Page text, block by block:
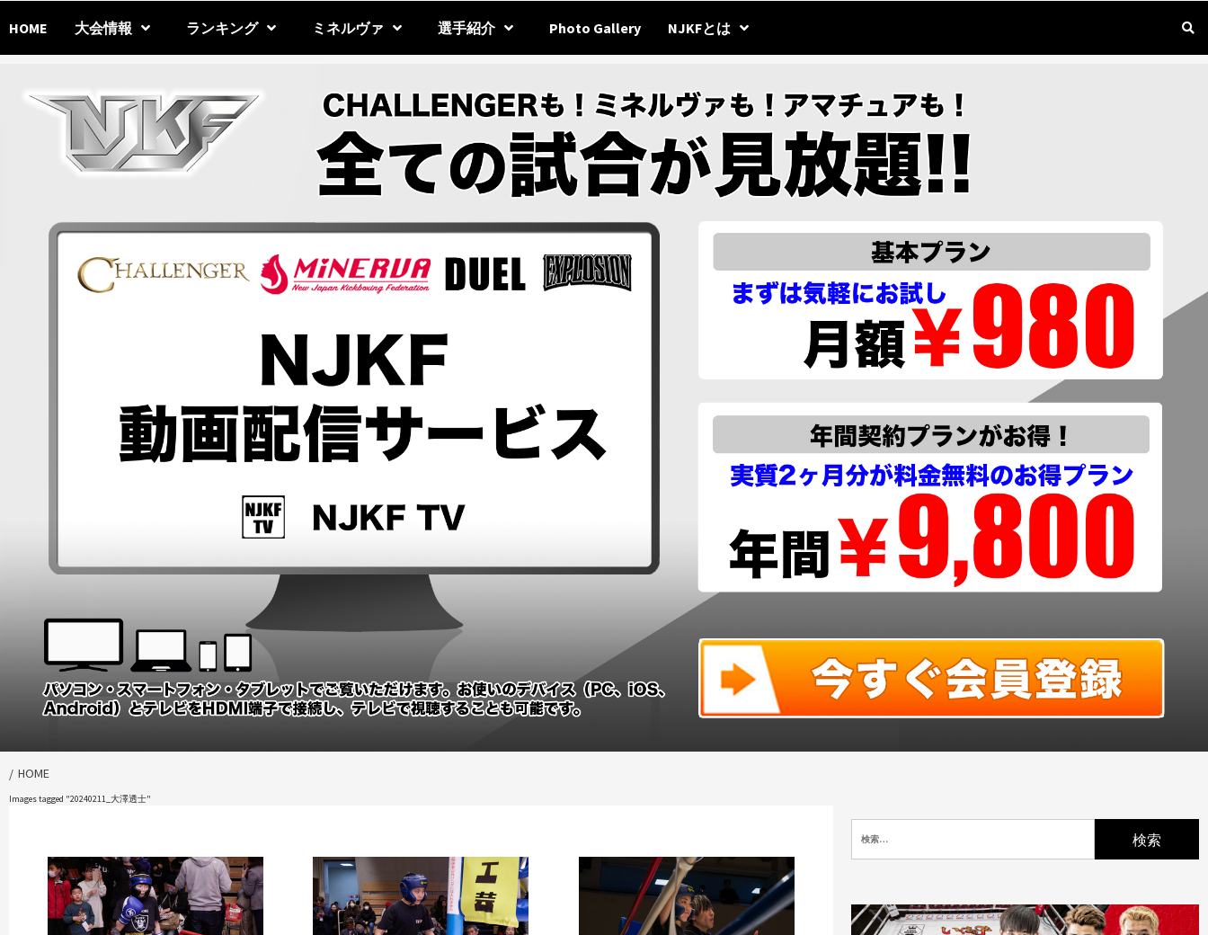
content
HOME 大会情報 ランキング ミネルヴァ 選手紹介 Photo Gallery NJKFとは
HOME
Images tagged "20240211_大澤透士"
索: